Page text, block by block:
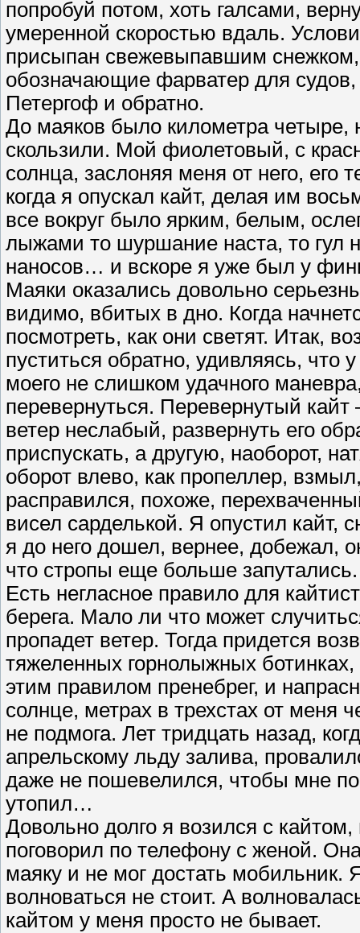
попробуй потом, хоть галсами,
умеренной скоростью вдаль.
присыпан свежевыпавшим
обозначающие фарватер для
Петергоф и обратно.
До маяков было километра
скользили. Мой фиолетовый, с
солнца, заслоняя меня от него, его
когда я опускал кайт, делая им
все вокруг было ярким, белым,
лыжами то шуршание наста, то гул
наносов… и вскоре я уже был у
Маяки оказались довольно
видимо, вбитых в дно. Когда
посмотреть, как они светят. Итак,
пуститься обратно, удивляясь, что
моего не слишком удачного
перевернуться. Перевернутый
ветер неслабый, развернуть его
приспускать, а другую, наоборот,
оборот влево, как пропеллер,
расправился, похоже,
висел сарделькой. Я опустил
я до него дошел, вернее, добежал,
что стропы еще больше запутались.
Есть негласное правило для
берега. Мало ли что может
пропадет ветер. Тогда придется
тяжеленных горнолыжных
этим правилом пренебрег, и
солнце, метрах в трехстах от меня
не подмога. Лет тридцать назад,
апрельскому льду залива,
даже не пошевелился, чтобы мне
утопил…
Довольно долго я возился с
поговорил по телефону с женой.
маяку и не мог достать мобильник.
волноваться не стоит. А
кайтом у меня просто не бывает.